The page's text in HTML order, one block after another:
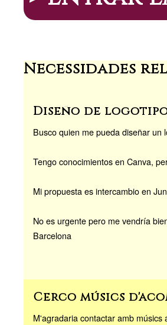
m o n
Necessidades
Diseño de
Busco quien me pueda diseñar un
Tengo conocimientos en Canva,
Mi propuesta es intercambio en
No es urgente pero me vendría
Barcelona
Cerco músics
M'agradaria contactar amb